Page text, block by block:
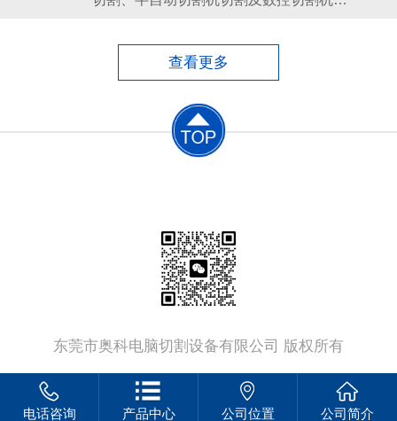
费大、后续加工工作量大，同时劳动条件恶
劣，生产效率低。​半自动切割机中仿形切割
机，切割工件的质量较好，由
查看更多
东莞市奥科电脑切割设备有限公司 版权所有
电话咨询 产品中心 公司位置 公司简介